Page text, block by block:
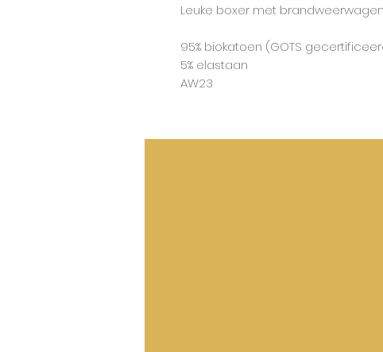
Leuke boxer met
95% biokatoen (GOTS
5% elastaan
AW23